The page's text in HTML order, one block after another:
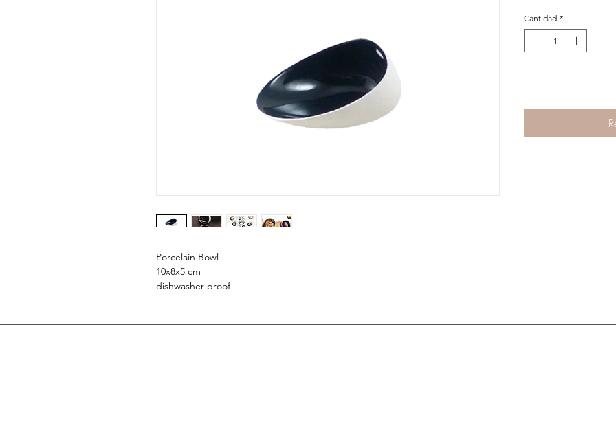
Porcelain Bowl
10x8x5 cm
dishwasher proof
Cantidad *